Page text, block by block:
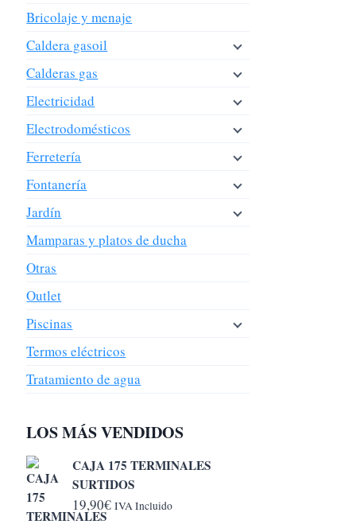
Bricolaje y menaje
Caldera gasoil
Calderas gas
Electricidad
Electrodomésticos
Ferretería
Fontanería
Jardín
Mamparas y platos de ducha
Otras
Outlet
Piscinas
Termos eléctricos
Tratamiento de agua
LOS MÁS VENDIDOS
CAJA 175 TERMINALES
SURTIDOS
19,90€ IVA Incluido